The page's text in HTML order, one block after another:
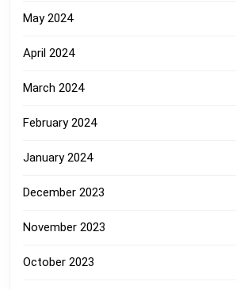
May 2024
April 2024
March 2024
February 2024
January 2024
December 2023
November 2023
October 2023